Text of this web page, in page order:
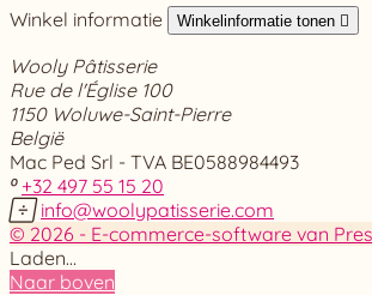
Winkel informatie
Winkelinformatie tonen 
Wooly Pâtisserie
Rue de l'Église 100
1150 Woluwe-Saint-Pierre
België
Mac Ped Srl - TVA BE0588984493
 +32 497 55 15 20
 info@woolypatisserie.com
© 2026 - E-commerce-software van
Laden…
Naar boven